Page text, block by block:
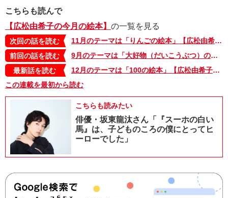
こちらも読んで
【広松由希子の今月の絵本】 の一覧を見る
次回の話を読む
11月のテーマは「りんごの絵本」【広松由希子の今月の絵本・78】
前回の話を読む
9月のテーマは「大好物（だいこうぶつ）の絵本」【広松由希子の今月の絵本・76】
最新話を読む
12月のテーマは「100の絵本」【広松由希子の今月の絵本・100】
この連載を最初から読む
こちらも読みたい
俳優・坂東龍汰さん「『スーホの白い
馬』は、子どものころの僕にとってヒ
ーローでした」